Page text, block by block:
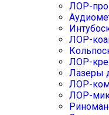
ЛОР-
ЛОР-
ЛОР-
Лазеры
ЛОР-
ЛОР-